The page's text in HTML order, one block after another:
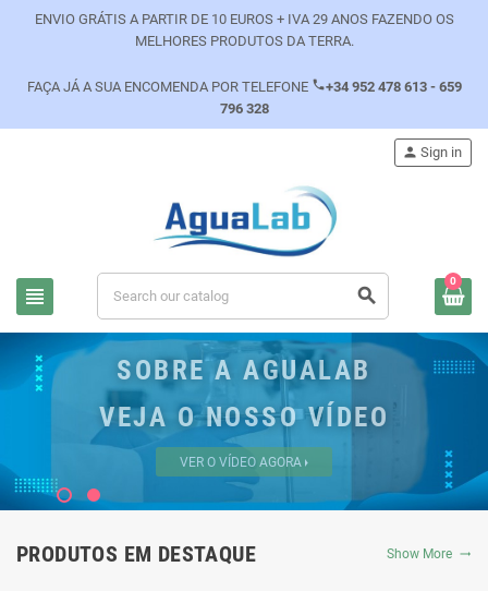
ENVIO GRÁTIS A PARTIR DE 10 EUROS + IVA 29 ANOS FAZENDO OS
MELHORES PRODUTOS DA TERRA.
FAÇA JÁ A SUA ENCOMENDA POR TELEFONE phone+34 952 478 613 - 659
796 328
view_headline search
person Sign in
0
PRODUTOS EM DESTAQUE Show More